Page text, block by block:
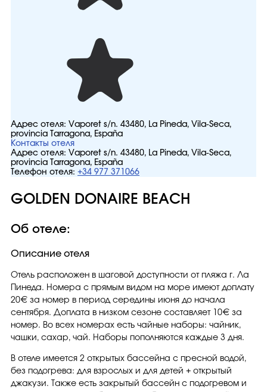
Адрес отеля: Vaporet s/n. 43480, La Pineda, Vila-Seca,
provincia Tarragona, España
Контакты отеля
Адрес отеля: Vaporet s/n. 43480, La Pineda, Vila-Seca,
provincia Tarragona, España
Телефон отеля: +34 977 371066
GOLDEN DONAIRE BEACH
Об отеле:
Описание отеля
Отель расположен в шаговой доступности от пляжа г. Ла
Пинеда. Номера с прямым видом на море имеют доплату
20€ за номер в период середины июня до начала
сентября. Доплата в низком сезоне составляет 10€ за
номер. Во всех номерах есть чайные наборы: чайник,
чашки, сахар, чай. Наборы пополняются каждые 3 дня.
В отеле имеется 2 открытых бассейна с пресной водой,
без подогрева: для взрослых и для детей + открытый
джакузи. Также есть закрытый бассейн с подогревом и